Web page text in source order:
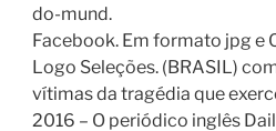
do-mund.
Facebook. Em formato jpg e
Logo Seleções. (BRASIL)
vítimas da tragédia que
2016 – O periódico inglês